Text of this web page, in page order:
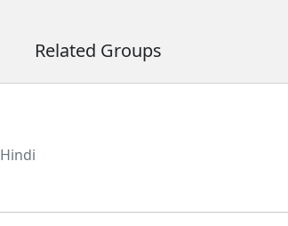
Related Groups
Hindi